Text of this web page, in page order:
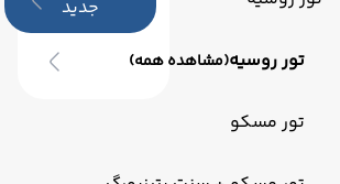
تور روسیه(مشاهده همه)
تور مسکو
جدید